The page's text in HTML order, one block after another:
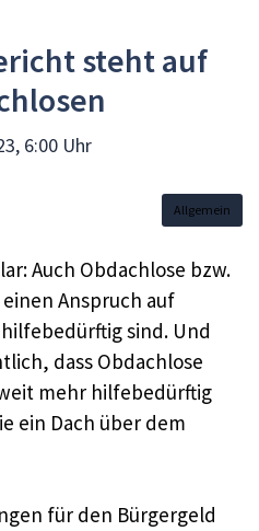
steht auf
6:00 Uhr
Allgemein
Auch Obdachlose bzw.
Anspruch auf
sind. Und
dass Obdachlose
mehr hilfebedürftig
ein Dach über dem
für den Bürgergeld